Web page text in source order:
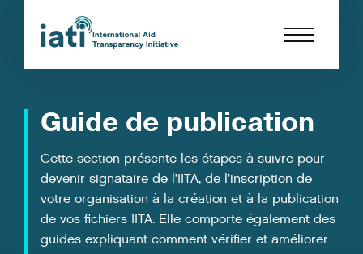
Guide de publication
Cette section présente les étapes à suivre pour
devenir signataire de l’IITA, de l’inscription de
votre organisation à la création et à la publication
de vos fichiers IITA. Elle comporte également des
guides expliquant comment vérifier et améliorer